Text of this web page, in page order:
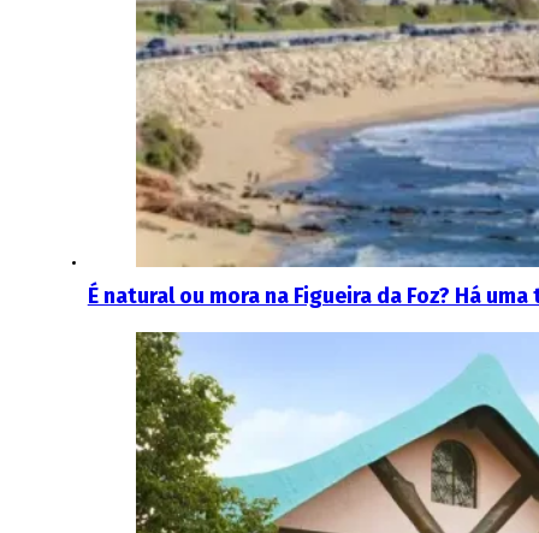
É natural ou mora na Figueira da Foz? Há